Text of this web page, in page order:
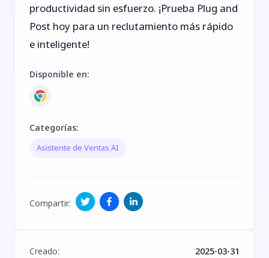
productividad sin esfuerzo. ¡Prueba Plug and
Post hoy para un reclutamiento más rápido
e inteligente!
Disponible en:
Categorías:
Asistente de Ventas AI
Compartir:
Creado:
2025-03-31